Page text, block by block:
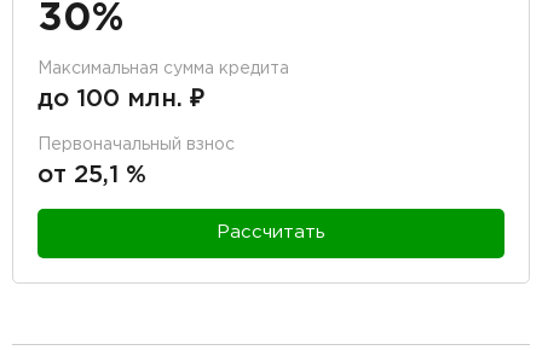
30%
Максимальная сумма кредита
до 100 млн. ₽
Первоначальный взнос
от 25,1 %
Рассчитать